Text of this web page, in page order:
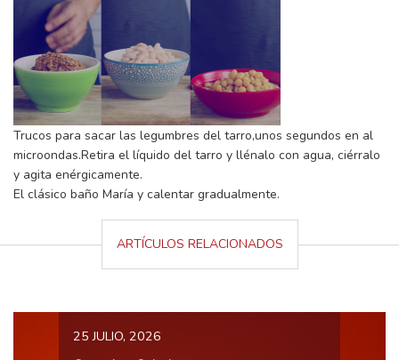
Trucos para sacar las legumbres del tarro,unos segundos en al
microondas.Retira el líquido del tarro y llénalo con agua, ciérralo
y agita enérgicamente.
El clásico baño María y calentar gradualmente.
ARTÍCULOS RELACIONADOS
25 JULIO, 2026